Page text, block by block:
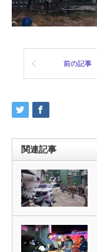
前の記事
関連記事